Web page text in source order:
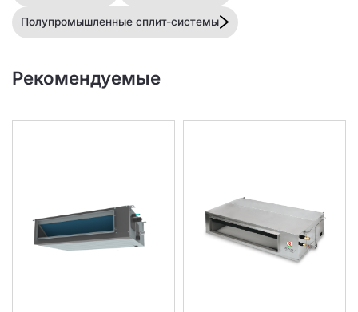
Полупромышленные сплит-системы
Рекомендуемые